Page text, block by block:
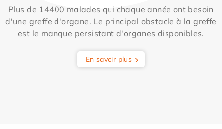
Plus de 14400 malades qui chaque année ont besoin
d'une greffe d'organe. Le principal obstacle à la greffe
est le manque persistant d'organes disponibles.
En savoir plus